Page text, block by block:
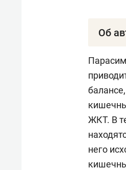
Об
США и
1986
ЖКТ. В
него